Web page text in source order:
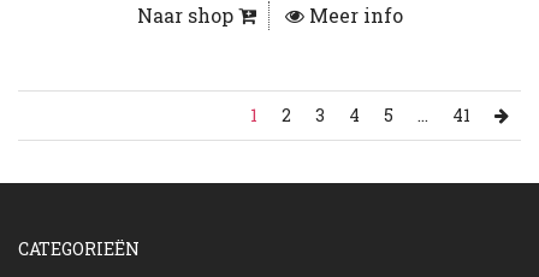
Naar shop Meer info
1 2 3 4 5 ... 41
CATEGORIEËN